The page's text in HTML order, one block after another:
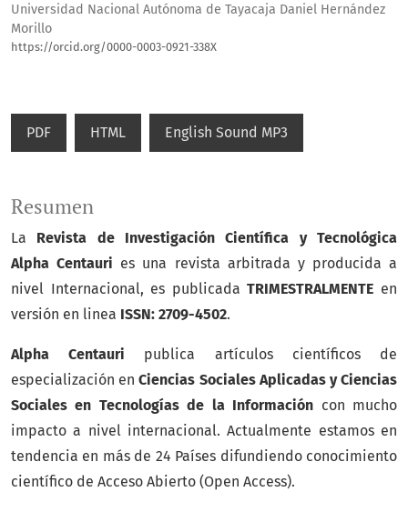
Universidad Nacional Autónoma de Tayacaja Daniel Hernández
Morillo
https://orcid.org/0000-0003-0921-338X
PDF HTML English Sound MP3
Resumen
La Revista de Investigación Científica y Tecnológica
Alpha Centauri es una revista arbitrada y producida a
nivel Internacional, es publicadaTRIMESTRALMENTE en
versión en linea ISSN: 2709-4502.
Alpha Centauri publica artículos científicos de
especialización enCiencias Sociales Aplicadas y Ciencias
Sociales en Tecnologías de la Información con mucho
impacto a nivel internacional. Actualmente estamos en
tendencia en más de 24 Países difundiendo conocimiento
científico de Acceso Abierto (Open Access).